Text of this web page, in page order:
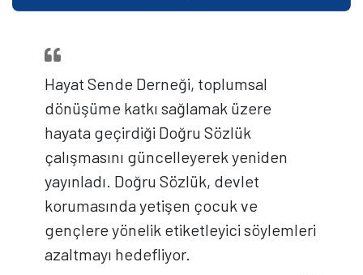
Hayat Sende Derneği, toplumsal
dönüşüme katkı sağlamak üzere
hayata geçirdiği Doğru Sözlük
çalışmasını güncelleyerek yeniden
yayınladı. Doğru Sözlük, devlet
korumasında yetişen çocuk ve
gençlere yönelik etiketleyici söylemleri
azaltmayı hedefliyor.